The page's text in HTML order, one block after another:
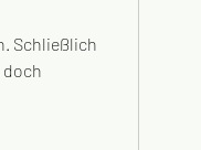
Schließlich